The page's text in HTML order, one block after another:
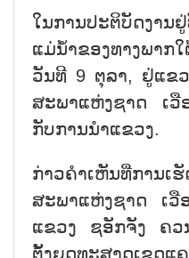
ໃນການປະຕິບັດງານ
ແມ່ນ້ຳຂອງທາງພາກ
ວັນທີ 9 ຕຸລາ, ຢູ່ແຂ
ສະພາແຫ່ງຊາດ ເວື
ກັບການນຳແຂວງ.
ກ່າວຄຳເຫັນທີ່ການ
ສະພາແຫ່ງຊາດ ເວື
ແຂວງ ຊອັກຈັງ ຄວ
ຕັ້ງຍຸດທະສາດເຂດ